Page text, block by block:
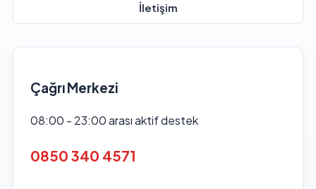
İletişim
Çağrı Merkezi
08:00 - 23:00 arası aktif destek
0850 340 4571